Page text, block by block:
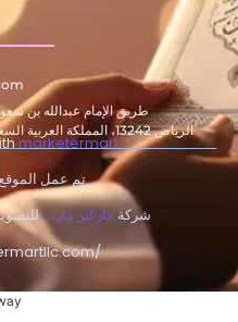
غرناطة، RFGA4212، 4212، الرياض 13242، المملكة العربية السعودية
marketermart
تم عمل
شركة ماركتر مارت